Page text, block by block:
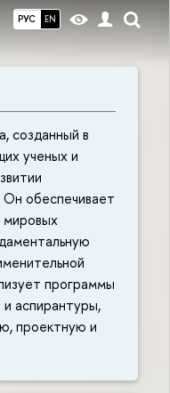
РУС EN
созданный в
ученых и
Он обеспечивает
мировых
программы
аспирантуры,
проектную и